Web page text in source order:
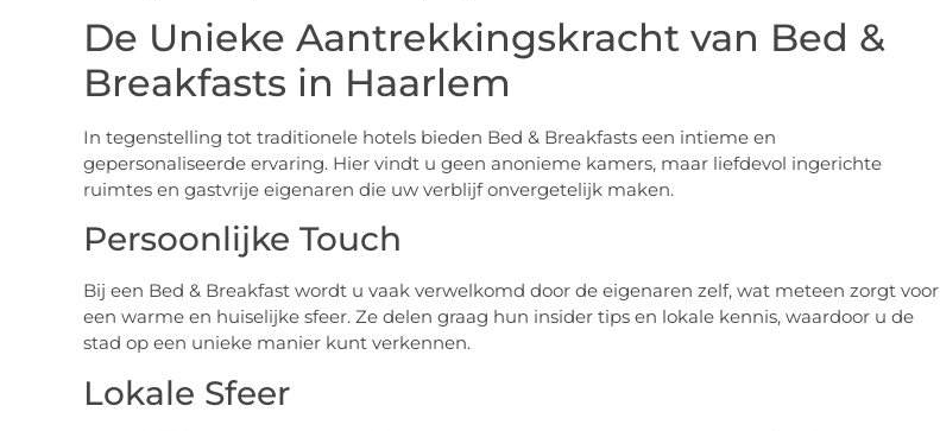
De Unieke Aantrekkingskracht van Bed &
Breakfasts in Haarlem
In tegenstelling tot traditionele hotels bieden Bed & Breakfasts een intieme en
gepersonaliseerde ervaring. Hier vindt u geen anonieme kamers, maar liefdevol ingerichte
ruimtes en gastvrije eigenaren die uw verblijf onvergetelijk maken.
Persoonlijke Touch
Bij een Bed & Breakfast wordt u vaak verwelkomd door de eigenaren zelf, wat meteen zorgt voor
een warme en huiselijke sfeer. Ze delen graag hun insider tips en lokale kennis, waardoor u de
stad op een unieke manier kunt verkennen.
Lokale Sfeer